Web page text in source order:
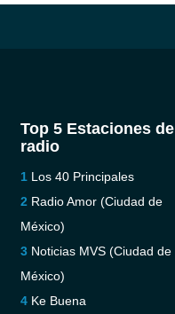
Top 5 Estaciones de
radio
Los 40 Principales
Radio Amor (Ciudad de
México)
Noticias MVS (Ciudad de
México)
Ke Buena